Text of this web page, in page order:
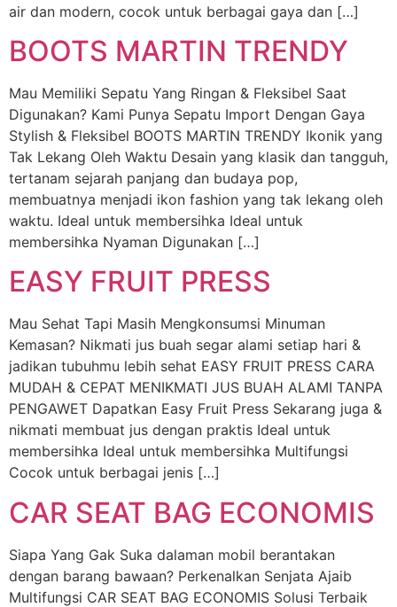
air dan modern, cocok untuk berbagai gaya dan […]
BOOTS MARTIN TRENDY
Mau Memiliki Sepatu Yang Ringan & Fleksibel Saat
Digunakan? Kami Punya Sepatu Import Dengan Gaya
Stylish & Fleksibel BOOTS MARTIN TRENDY Ikonik yang
Tak Lekang Oleh Waktu Desain yang klasik dan tangguh,
tertanam sejarah panjang dan budaya pop,
membuatnya menjadi ikon fashion yang tak lekang oleh
waktu. Ideal untuk membersihka Ideal untuk
membersihka Nyaman Digunakan […]
EASY FRUIT PRESS
Mau Sehat Tapi Masih Mengkonsumsi Minuman
Kemasan? Nikmati jus buah segar alami setiap hari &
jadikan tubuhmu lebih sehat EASY FRUIT PRESS CARA
MUDAH & CEPAT MENIKMATI JUS BUAH ALAMI TANPA
PENGAWET Dapatkan Easy Fruit Press Sekarang juga &
nikmati membuat jus dengan praktis Ideal untuk
membersihka Ideal untuk membersihka Multifungsi
Cocok untuk berbagai jenis […]
CAR SEAT BAG ECONOMIS
Siapa Yang Gak Suka dalaman mobil berantakan
dengan barang bawaan? Perkenalkan Senjata Ajaib
Multifungsi CAR SEAT BAG ECONOMIS Solusi Terbaik